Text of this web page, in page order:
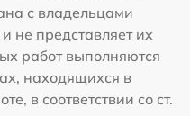
с владельцами
не представляет их
работ выполняются
находящихся в
в соответствии со ст.